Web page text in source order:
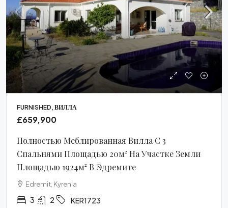
FURNISHED, ВИЛЛА
£659,900
Полностью Меблированная Вилла С 3
Спальнями Площадью 20м² На Участке Земли
Площадью 1924м² В Эдремите
Edremit, Kyrenia
3 2 KER1723